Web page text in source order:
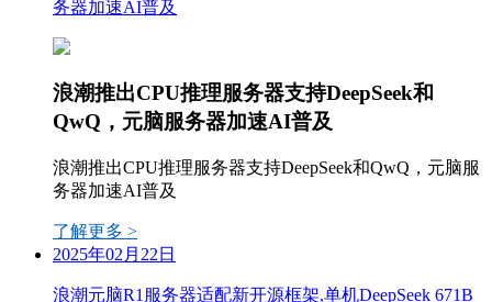
务器加速AI普及
浪潮推出CPU推理服务器支持DeepSeek和
QwQ，元脑服务器加速AI普及
浪潮推出CPU推理服务器支持DeepSeek和QwQ，元脑服
务器加速AI普及
了解更多 >
2025年02月22日
浪潮元脑R1服务器适配新开源框架,单机DeepSeek 671B